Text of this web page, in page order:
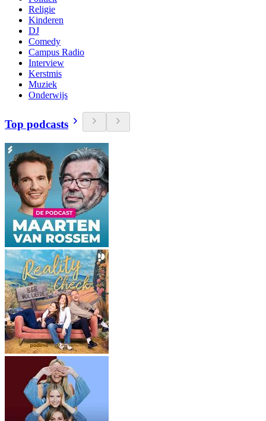
Religie
Kinderen
DJ
Comedy
Campus Radio
Interview
Kerstmis
Muziek
Onderwijs
Top podcasts